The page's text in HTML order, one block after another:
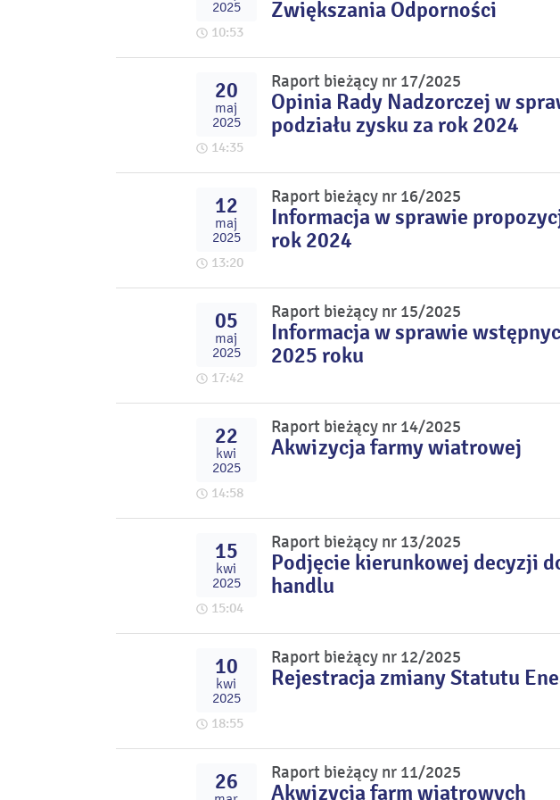
2025
10:53
Zwiększania Odporności
20
maj
2025
14:35
Raport bieżący nr 17/2025
Opinia Rady Nadzorczej w
podziału zysku za rok 2024
12
maj
2025
13:20
Raport bieżący nr 16/2025
Informacja w sprawie
rok 2024
05
maj
2025
17:42
Raport bieżący nr 15/2025
Informacja w sprawie
2025 roku
22
kwi
2025
14:58
Raport bieżący nr 14/2025
Akwizycja farmy wiatrowej
15
kwi
2025
15:04
Raport bieżący nr 13/2025
Podjęcie kierunkowej decyzji
handlu
10
kwi
2025
18:55
Raport bieżący nr 12/2025
Rejestracja zmiany Statutu
26 Raport bieżący nr 11/2025
Akwizycja farm wiatrowych